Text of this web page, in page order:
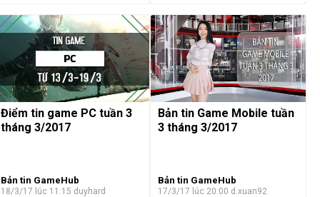
Điểm tin game PC tuần 3
tháng 3/2017
Bản tin GameHub
18/3/17 lúc 11:15 duyhard
Bản tin Game Mobile tuần
3 tháng 3/2017
Bản tin GameHub
17/3/17 lúc 20:00 d.xuan92